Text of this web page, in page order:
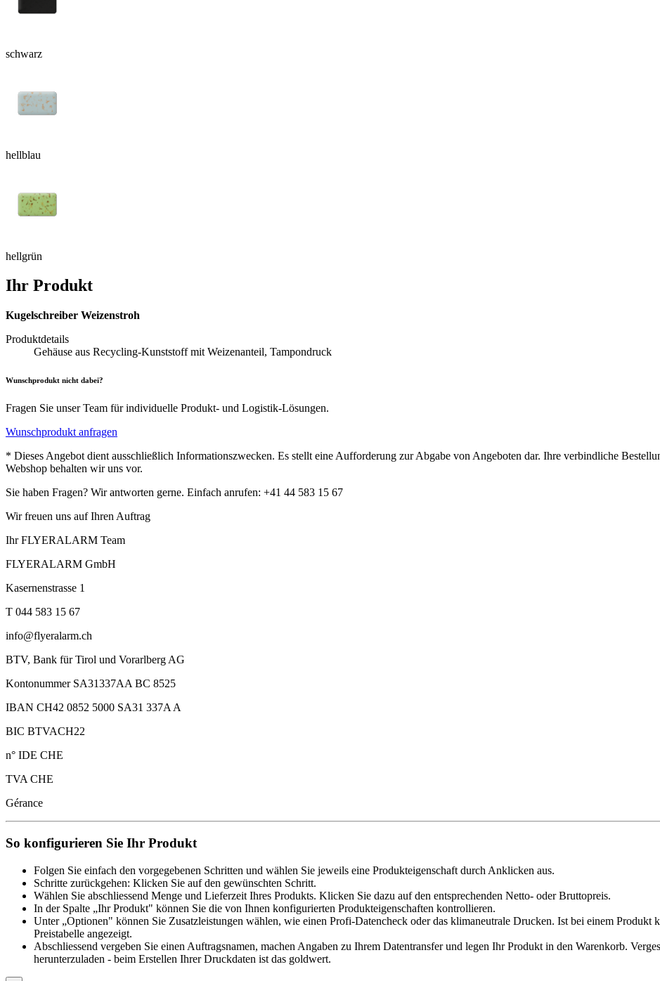
schwarz
hellblau
hellgrün
Ihr Produkt
Kugelschreiber Weizenstroh
Produktdetails
Gehäuse aus Recycling-Kunststoff mit Weizenanteil, Tampondruck
Wunschprodukt nicht dabei?
Fragen Sie unser Team für individuelle Produkt- und Logistik-Lösungen.
Wunschprodukt anfragen
* Dieses Angebot dient ausschließlich Informationszwecken. Es stellt eine Aufforderung zur Abgabe von Angeboten dar. Ihre verbindliche
Webshop behalten wir uns vor.
Sie haben Fragen? Wir antworten gerne. Einfach anrufen: +41 44 583 15 67
Wir freuen uns auf Ihren Auftrag
Ihr FLYERALARM Team
FLYERALARM GmbH
Kasernenstrasse 1
T 044 583 15 67
info@flyeralarm.ch
BTV, Bank für Tirol und Vorarlberg AG
Kontonummer SA31337AA BC 8525
IBAN CH42 0852 5000 SA31 337A A
BIC BTVACH22
n° IDE CHE
TVA CHE
Gérance
So konfigurieren Sie Ihr Produkt
Folgen Sie einfach den vorgegebenen Schritten und wählen Sie jeweils eine Produkteigenschaft durch Anklicken aus.
Schritte zurückgehen: Klicken Sie auf den gewünschten Schritt.
Wählen Sie abschliessend Menge und Lieferzeit Ihres Produkts. Klicken Sie dazu auf den entsprechenden Netto- oder Bruttopreis.
In der Spalte „Ihr Produkt" können Sie die von Ihnen konfigurierten Produkteigenschaften kontrollieren.
Unter „Optionen" können Sie Zusatzleistungen wählen, wie einen Profi-Datencheck oder das klimaneutrale Drucken. Ist bei einem
Preistabelle angezeigt.
Abschliessend vergeben Sie einen Auftragsnamen, machen Angaben zu Ihrem Datentransfer und legen Ihr Produkt in den Warenkorb.
herunterzuladen - beim Erstellen Ihrer Druckdaten ist das goldwert.